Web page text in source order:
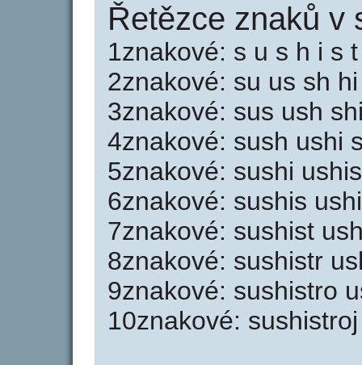
Řetězce znaků v
1znakové: s u s h i s
2znakové: su us sh
3znakové: sus ush
4znakové: sush ushi
5znakové: sushi
6znakové: sushis
7znakové: sushist
8znakové: sushistr
9znakové: sushistro
10znakové: